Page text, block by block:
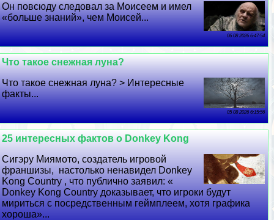
Он повсюду следовал за Моисеем и имел
«больше знаний», чем Моисей...
06 08 2026 6:47:54
Что такое снежная луна?
Что такое снежная луна? > Интересные
факты...
05 08 2026 6:15:56
25 интересных фактов о Donkey Kong
Сигэру Миямото, создатель игровой
франшизы, настолько ненавидел Donkey
Kong Country , что публично заявил: «
Donkey Kong Country доказывает, что игроки будут
мириться с посредственным гeймплеем, хотя графика
хороша»...